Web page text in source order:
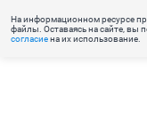
На информационном ресурсе
файлы. Оставаясь на сайте, вы
согласиена их использование.